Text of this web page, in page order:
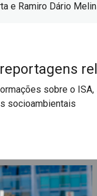
e Ramiro Dário
sobre o
socioambientais